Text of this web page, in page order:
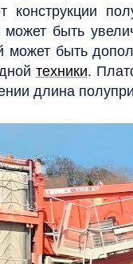
конструкции
быть
быть
техники.
длина